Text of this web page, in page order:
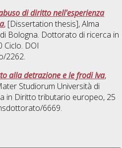
di diritto nell'esperienza
, [Dissertation thesis], Alma
Bologna. Dottorato di ricerca in
Ciclo. DOI
2262.
alla detrazione e le frodi Iva,
Studiorum Università di
in Diritto tributario europeo, 25
6669.